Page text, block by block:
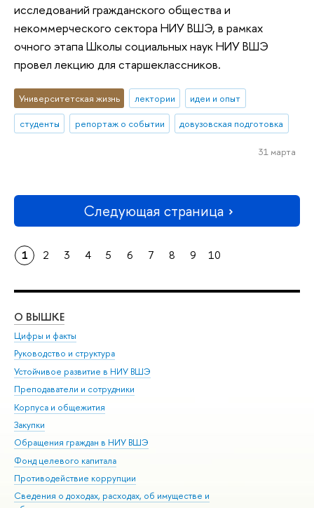
исследований гражданского общества и
некоммерческого сектора НИУ ВШЭ, в рамках
очного этапа Школы социальных наук НИУ ВШЭ
провел лекцию для старшеклассников.
Университетская жизнь лектории
идеи и опыт
студенты
репортаж о событии довузовская подготовка
31 марта
Следующая страница
1 2 3 4 5 6 7 8 9 10
О ВЫШКЕ
Цифры и факты
Руководство и структура
Устойчивое развитие в НИУ ВШЭ
Преподаватели и сотрудники
Корпуса и общежития
Закупки
Обращения граждан в НИУ ВШЭ
Фонд целевого капитала
Противодействие коррупции
Сведения о доходах, расходах, об имуществе и